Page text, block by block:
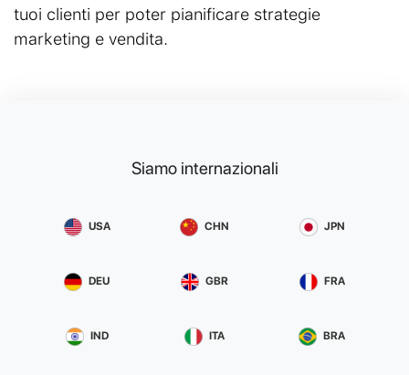
tuoi clienti per poter pianificare strategie
marketing e vendita.
Siamo internazionali
USA CHN JPN
DEU GBR FRA
IND ITA BRA